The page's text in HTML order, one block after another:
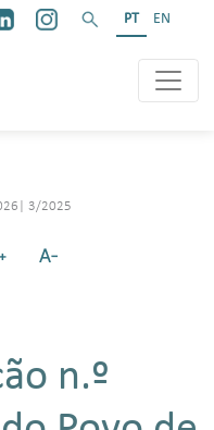
PT EN
3/2025
n.º